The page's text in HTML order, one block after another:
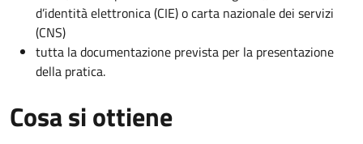
d’identità elettronica (CIE) o carta nazionale dei servizi
(CNS)
tutta la documentazione prevista per la presentazione
della pratica.
Cosa si ottiene